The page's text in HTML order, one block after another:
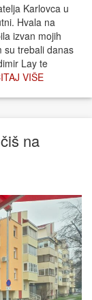
Karlovca u
Hvala na
izvan mojih
su trebali danas
Lay te
VIŠE
na